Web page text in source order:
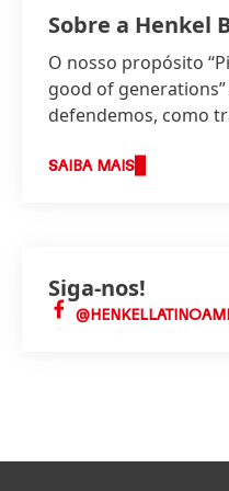
Sobre a Henkel
O nosso propósito
good of
defendemos, como
SAIBA MAIS
Siga-nos!